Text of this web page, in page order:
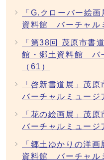
「G.クローバー絵
資料館 バーチャル
「第38回 茂原市書
館・郷土資料館 バ
（61）
「啓新書道展」茂
バーチャルミュージ
「花の絵画展」茂
バーチャルミュージ
「郷土ゆかりの洋
資料館 バーチャル